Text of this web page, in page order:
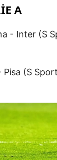
A
- Inter (S
Pisa (S